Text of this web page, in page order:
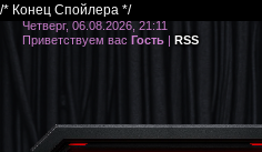
/* Конец Спойлера */
Четверг, 06.08.2026, 21:11
Приветствуем вас Гость | RSS